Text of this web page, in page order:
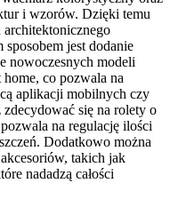
i wzorów. Dzięki temu
architektonicznego
jest dodanie
nowoczesnych modeli
co pozwala na
aplikacji mobilnych czy
się na rolety o
na regulację ilości
Dodatkowo można
takich jak
nadadzą całości